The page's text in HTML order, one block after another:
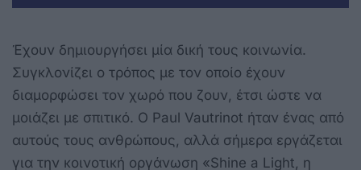
Έχουν δημιουργήσει μία δική τους κοινωνία.
Συγκλονίζει ο τρόπος με τον οποίο έχουν
διαμορφώσει τον χωρό που ζουν, έτσι ώστε να
μοιάζει με σπιτικό. Ο Paul Vautrinot ήταν ένας από
αυτούς τους ανθρώπους, αλλά σήμερα εργάζεται
για την κοινοτική οργάνωση «Shine a Light, η